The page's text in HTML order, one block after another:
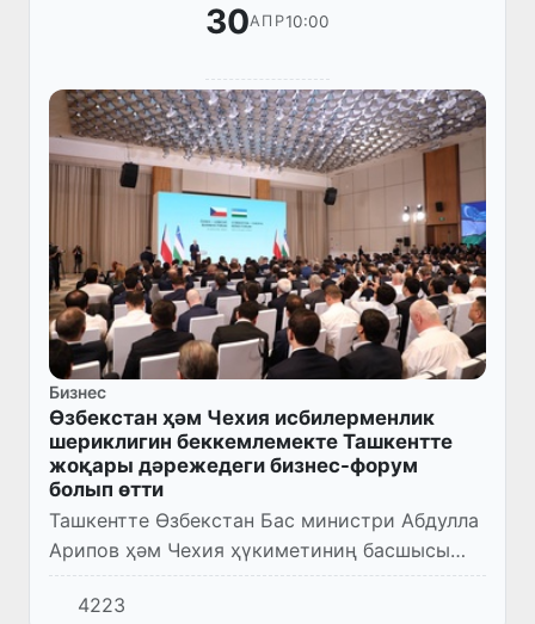
30АПР10:00
Бизнес
Өзбекстан ҳәм Чехия исбилерменлик
шериклигин беккемлемекте Ташкентте
жоқары дәрежедеги бизнес-форум
болып өтти
Ташкентте Өзбекстан Бас министри Абдулла
Арипов ҳәм Чехия ҳүкиметиниң басшысы
Андрей Бабиштиң қатнасыўында Өзбекстан
Инвестициялар, санаат ҳәм саўда
4223